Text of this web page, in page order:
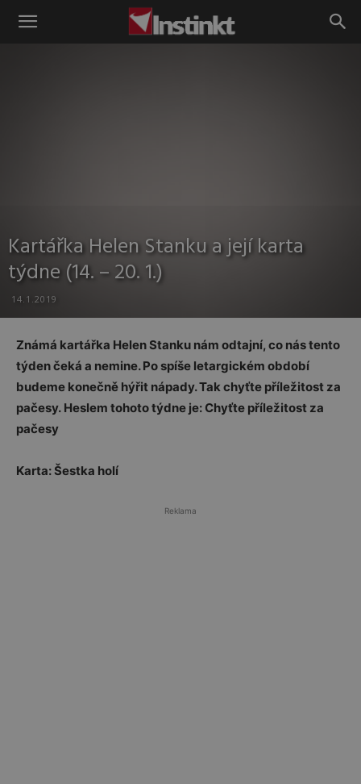
Instinkt
Kartářka Helen Stanku a její karta
týdne (14. – 20. 1.)
14.1.2019
Známá kartářka Helen Stanku nám odtajní, co nás tento
týden čeká a nemine. Po spíše letargickém období
budeme konečně hýřit nápady. Tak chyťte příležitost za
pačesy. Heslem tohoto týdne je: Chyťte příležitost za
pačesy
Karta: Šestka holí
Reklama